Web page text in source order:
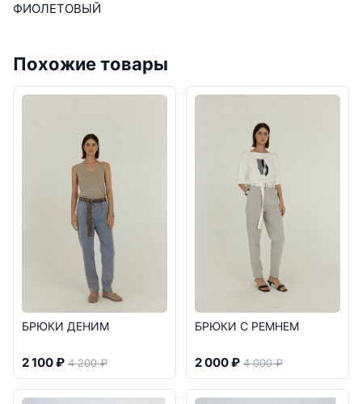
ФИОЛЕТОВЫЙ
Похожие товары
БРЮКИ ДЕНИМ
2 100 ₽ 4 200 ₽
БРЮКИ С РЕМНЕМ
2 000 ₽ 4 000 ₽